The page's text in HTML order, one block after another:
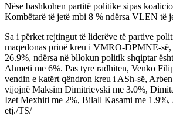
Nëse bashkohen partitë politike sipas
Kombëtarë të jetë mbi 8 % ndërsa VLEN të
Sa i përket rejtingut të liderëve të partive
maqedonas prinë kreu i VMRO-DPMNE-
26.9%, ndërsa në bllokun politik shqiptar
Ahmeti me 6%. Pas tyre radhiten, Venko
vendin e katërt qëndron kreu i ASh-së,
vijojnë Maksim Dimitrievski me 3.0%,
Izet Mexhiti me 2%, Bilall Kasami me 1.9%,
etj./TS/